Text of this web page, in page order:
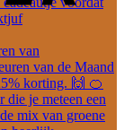
van